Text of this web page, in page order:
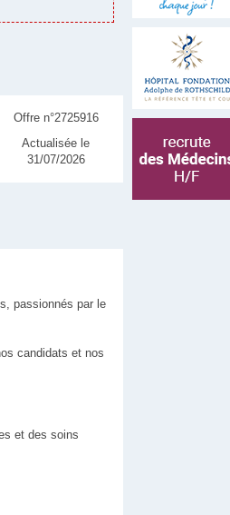
Offre n°2725916
Actualisée le
31/07/2026
passionnés par le
candidats et nos
et des soins